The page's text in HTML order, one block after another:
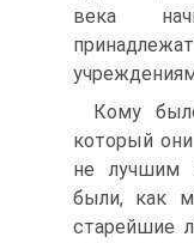
века
Кому
который
не лучшим
были, как
старейшие